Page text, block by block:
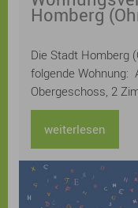
Homberg
Die Stadt Homberg
folgende Wohnung:
Obergeschoss, 2
weiterlesen